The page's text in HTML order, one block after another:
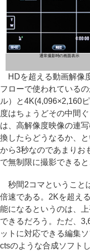
通常撮影時の画面表示
HDを超える動画解像
フローで使われている
ル）と4K(4,096×2,160
度はちょうどその中間
は、高解像度映像の連
換したらどうなるか、
から3秒なのであまりお
で無制限に撮影できると
秒間2コマということ
倍速である。2Kを超え
能になるというのは、
できるだろう。ただ、
ットに対応できる編集
ctsのような合成ソフト